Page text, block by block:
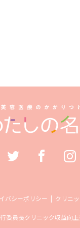
バシーポリシー クリニ
委員長クリニック収益向